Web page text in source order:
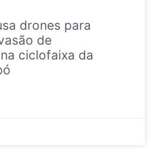
drones para
de
ciclofaixa da